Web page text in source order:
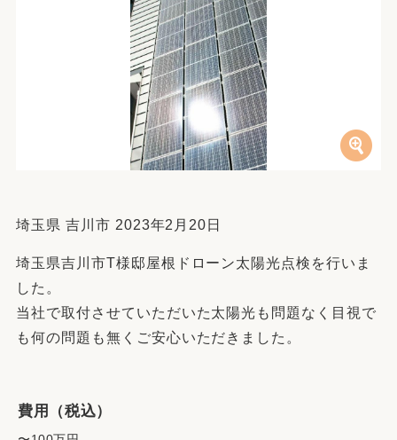
埼玉県 吉川市 2023年2月20日
埼玉県吉川市T様邸屋根ドローン太陽光点検を行いま
した。
当社で取付させていただいた太陽光も問題なく目視で
も何の問題も無くご安心いただきました。
費用（税込）